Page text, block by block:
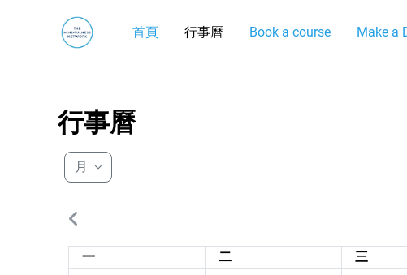
首頁
行事曆 Book a course Make a
行事曆
月
星期一
一 星期二
二 星期三
三